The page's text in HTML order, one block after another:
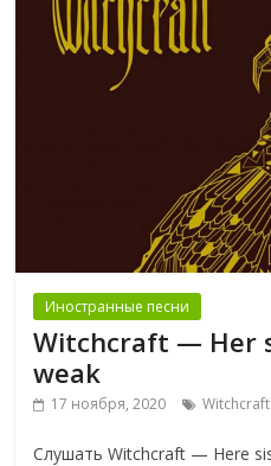
Иностранные песни
Witchcraft — Her
weak
17 ноября, 2020 Witchcraft
Слушать Witchcraft — Here